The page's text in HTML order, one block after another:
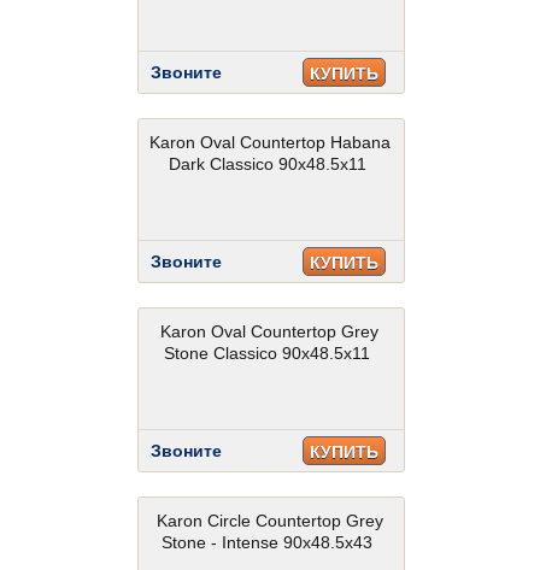
Звоните КУПИТЬ
Karon Oval Countertop Habana
Dark Classico 90x48.5x11
Звоните КУПИТЬ
Karon Oval Countertop Grey
Stone Classico 90x48.5x11
Звоните КУПИТЬ
Karon Circle Countertop Grey
Stone - Intense 90x48.5x43